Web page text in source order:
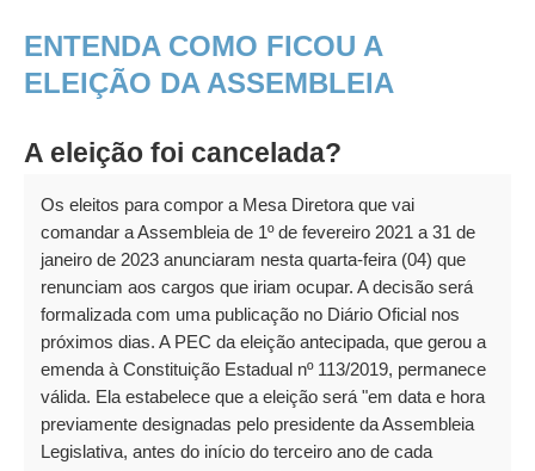
ENTENDA COMO FICOU A
ELEIÇÃO DA ASSEMBLEIA
A eleição foi cancelada?
Os eleitos para compor a Mesa Diretora que vai
comandar a Assembleia de 1º de fevereiro 2021 a 31 de
janeiro de 2023 anunciaram nesta quarta-feira (04) que
renunciam aos cargos que iriam ocupar. A decisão será
formalizada com uma publicação no Diário Oficial nos
próximos dias. A PEC da eleição antecipada, que gerou a
emenda à Constituição Estadual nº 113/2019, permanece
válida. Ela estabelece que a eleição será "em data e hora
previamente designadas pelo presidente da Assembleia
Legislativa, antes do início do terceiro ano de cada